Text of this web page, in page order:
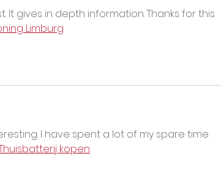
It gives in depth information. Thanks for this
Limburg
I have spent a lot of my spare time
kopen